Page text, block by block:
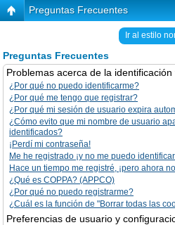
Preguntas Frecuentes
Ir al estilo
Preguntas Frecuentes
Problemas acerca de la
¿Por qué no puedo identificarme?
¿Por qué me tengo que registrar?
¿Por qué mi sesión de usuario expira
¿Cómo evito que mi nombre de usuario
identificados?
¡Perdí mi contraseña!
Me he registrado ¡y no me puedo
Hace un tiempo me registré, ¡pero ahora
¿Qué es COPPA? (APPCO)
¿Por qué no puedo registrarme?
¿Cuál es la función de "Borrar todas las
Preferencias de usuario y